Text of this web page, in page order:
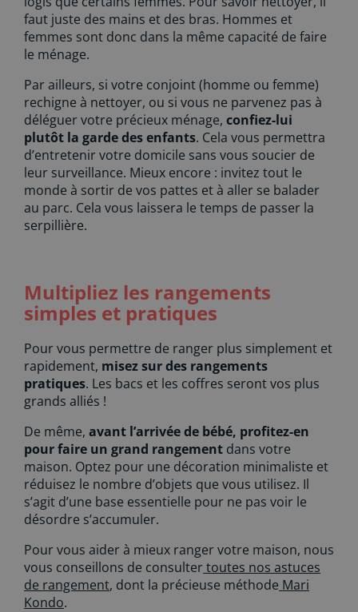
faut juste des mains et des bras. Hommes et
femmes sont donc dans la même capacité de faire
le ménage.
Par ailleurs, si votre conjoint (homme ou femme)
rechigne à nettoyer, ou si vous ne parvenez pas à
déléguer votre précieux ménage, confiez-lui
plutôt la garde des enfants. Cela vous permettra
d’entretenir votre domicile sans vous soucier de
leur surveillance. Mieux encore : invitez tout le
monde à sortir de vos pattes et à aller se balader
au parc. Cela vous laissera le temps de passer la
serpillière.
Multipliez les rangements
simples et pratiques
Pour vous permettre de ranger plus simplement et
rapidement, misez sur des rangements
pratiques. Les bacs et les coffres seront vos plus
grands alliés !
De même, avant l’arrivée de bébé, profitez-en
pour faire un grand rangement dans votre
maison. Optez pour une décoration minimaliste et
réduisez le nombre d’objets que vous utilisez. Il
s’agit d’une base essentielle pour ne pas voir le
désordre s’accumuler.
Pour vous aider à mieux ranger votre maison, nous
vous conseillons de consultertoutes nos astuces
de rangement, dont la précieuse méthode Mari
Kondo.